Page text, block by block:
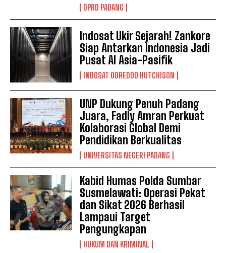
DPRD PADANG
Indosat Ukir Sejarah! Zankore
Siap Antarkan Indonesia Jadi
Pusat AI Asia-Pasifik
INDOSAT OOREDOO HUTCHISON
UNP Dukung Penuh Padang
Juara, Fadly Amran Perkuat
Kolaborasi Global Demi
Pendidikan Berkualitas
UNIVERSITAS NEGERI PADANG
Kabid Humas Polda Sumbar
Susmelawati: Operasi Pekat
dan Sikat 2026 Berhasil
Lampaui Target
Pengungkapan
HUKUM DAN KRIMINAL